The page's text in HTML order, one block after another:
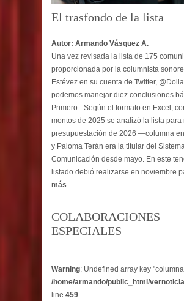
El trasfondo de la lista
Autor: Armando Vásquez A.
Una vez revisada la lista de 175
proporcionada por la columnista
Estévez en su cuenta de Twitter,
podemos manejar diez conclusiones
Primero.- Según el formato en Excel,
montos de 2025 se analizó la lista para
presupuestación de 2026 —columna
y Paloma Terán era la titular del
Comunicación desde mayo. En este
listado debió realizarse en noviembre
más
COLABORACIONES
ESPECIALES
Warning: Undefined array key
/home/armando/public_html/
line 459